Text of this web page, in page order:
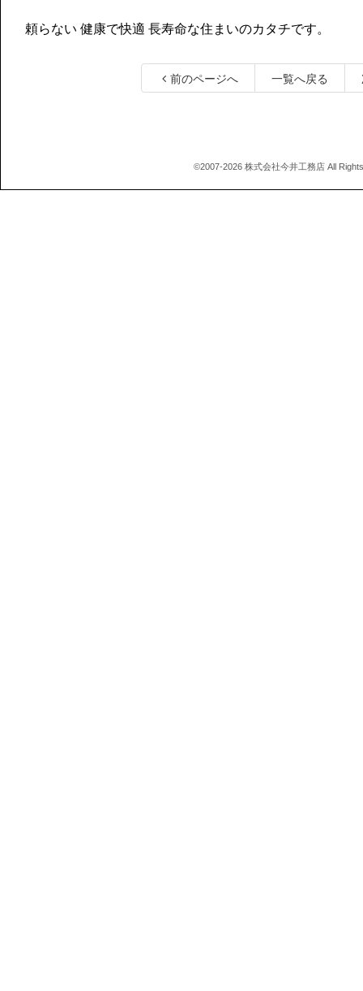
頼らない 健康で快適 長寿命な住まいのカタチです。
前のページへ 一覧へ戻る
©2007-2026 株式会社今井工務店 All